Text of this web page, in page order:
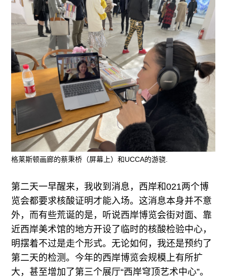
格莱斯顿画廊的蔡秉桥（屏幕上）和UCCA的游骁.
第二天一早醒来，我收到消息，西岸和021两个博
览会都要求核酸证明才能入场。这消息本身并不意
外，而有些荒诞的是，听说西岸博览会街对面、靠
近西岸美术馆的地方开设了临时的核酸检验中心，
明摆着不过是走个形式。无论如何，我还是预约了
第二天的检测。今年的西岸博览会规模上有所扩
大，甚至增加了第三个展厅“西岸穹顶艺术中心”。